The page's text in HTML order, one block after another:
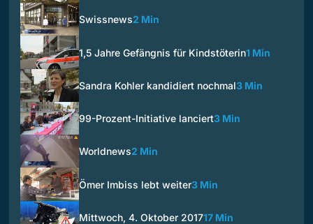
Swissnews2 Min
1,5 Jahre Gefängnis für Kindstöterin1 Min
Sandra Kohler kandidiert nochmal3 Min
99-Prozent-Initiative lanciert3 Min
Worldnews2 Min
Ömer Imbiss lebt weiter3 Min
Mittwoch, 4. Oktober 201717 Min